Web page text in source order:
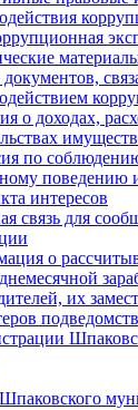
о доходах,
по
поведению
интересов
связь для
о
их